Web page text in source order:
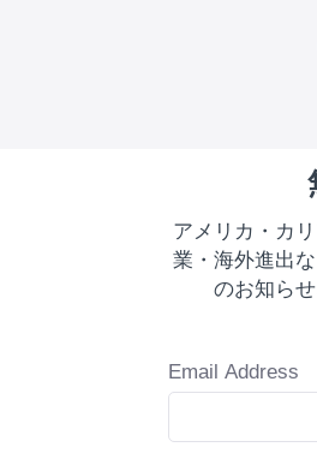
アメリカ・カ
業・海外進出
のお知ら
Email Address